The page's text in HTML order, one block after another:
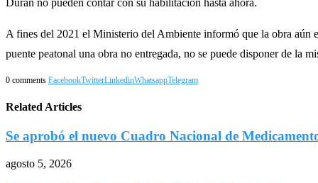
A fines del 2021 el Ministerio del Ambiente informó que la obra aún
puente peatonal una obra no entregada, no se puede disponer de la
0 comments FacebookTwitterLinkedinWhatsappTelegram
Related Articles
Se aprobó el nuevo Cuadro Nacional de
agosto 5, 2026